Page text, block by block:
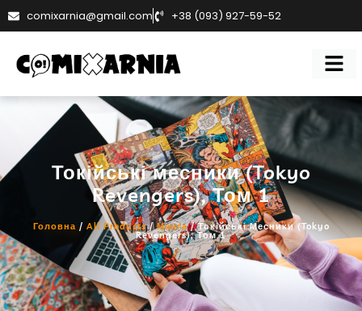
comixarnia@gmail.com +38 (093) 927-59-52
Токійські месники (Tokyo
Revengers), Том 1
Головна / All Products/Манґа/ Токійські Месники (Tokyo
Revengers), Том 1